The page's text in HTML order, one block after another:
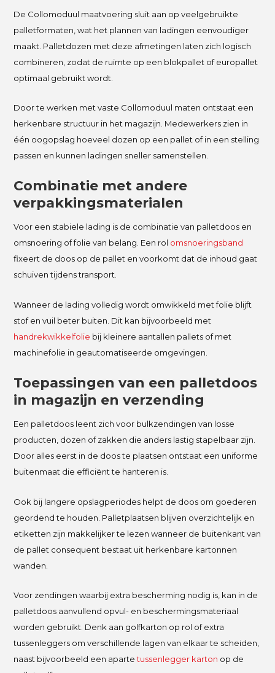
De Collomoduul maatvoering sluit aan op veelgebruikte
palletformaten, wat het plannen van ladingen eenvoudiger
maakt. Palletdozen met deze afmetingen laten zich logisch
combineren, zodat de ruimte op een blokpallet of europallet
optimaal gebruikt wordt.
Door te werken met vaste Collomoduul maten ontstaat een
herkenbare structuur in het magazijn. Medewerkers zien in
één oogopslag hoeveel dozen op een pallet of in een stelling
passen en kunnen ladingen sneller samenstellen.
Combinatie met andere
verpakkingsmaterialen
Voor een stabiele lading is de combinatie van palletdoos en
omsnoering of folie van belang. Een rol omsnoeringsband
fixeert de doos op de pallet en voorkomt dat de inhoud gaat
schuiven tijdens transport.
Wanneer de lading volledig wordt omwikkeld met folie blijft
stof en vuil beter buiten. Dit kan bijvoorbeeld met
handrekwikkelfolie bij kleinere aantallen pallets of met
machinefolie in geautomatiseerde omgevingen.
Toepassingen van een palletdoos
in magazijn en verzending
Een palletdoos leent zich voor bulkzendingen van losse
producten, dozen of zakken die anders lastig stapelbaar zijn.
Door alles eerst in de doos te plaatsen ontstaat een uniforme
buitenmaat die efficiënt te hanteren is.
Ook bij langere opslagperiodes helpt de doos om goederen
geordend te houden. Palletplaatsen blijven overzichtelijk en
etiketten zijn makkelijker te lezen wanneer de buitenkant van
de pallet consequent bestaat uit herkenbare kartonnen
wanden.
Voor zendingen waarbij extra bescherming nodig is, kan in de
palletdoos aanvullend opvul- en beschermingsmateriaal
worden gebruikt. Denk aan golfkarton op rol of extra
tussenleggers om verschillende lagen van elkaar te scheiden,
naast bijvoorbeeld een apartetussenlegger karton op de